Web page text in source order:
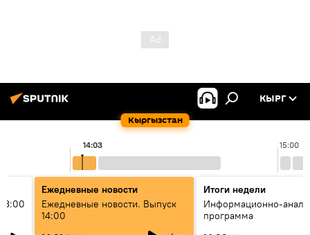
Кыргызстан
КЫРГ
15:00
14:03
Ежедневные новости
Ежедневные новости. Выпуск
14:00
Итоги недели
Информационно-
программа